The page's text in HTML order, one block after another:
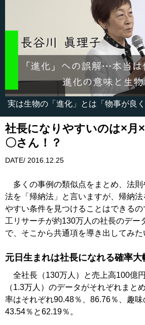
実は生物の「進化」とは「物事が良
社長になりやすいのは×月
〇さん！？
DATE/ 2016.12.25
多くの事例の類似点をまとめ、法則
法を「帰納法」と言いますが、帰納法
やすい条件を見つけることはできる
工リサーチが約130万人の社長のデー
で、そこから共通項を導き出してみた
元日生まれは社長になれる確率大
全社長（130万人）と売上高100億
（1.3万人）のデータがそれぞれまと
率はそれぞれ90.48％、86.76％、趣
43.54％と62.19％。